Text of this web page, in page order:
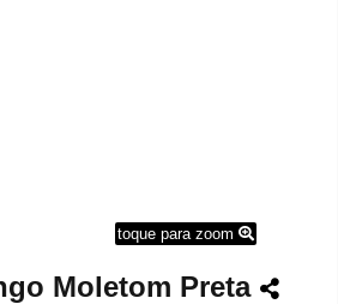
toque para zoom
Moletom Preta